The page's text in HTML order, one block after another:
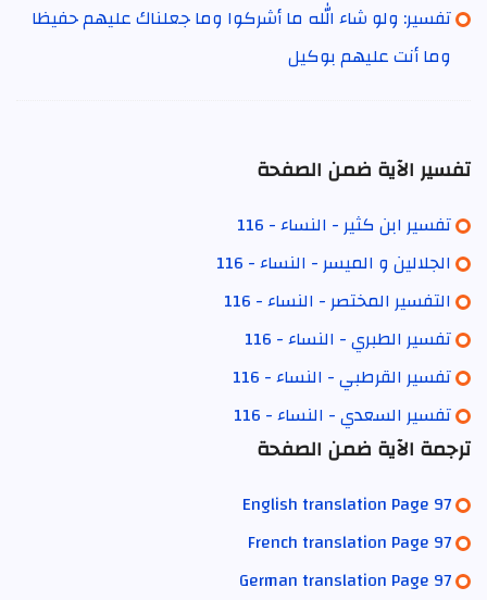
تفسير: ولو شاء الله ما أشركوا وما جعلناك عليهم حفيظا
وما أنت عليهم بوكيل
تفسير الآية ضمن الصفحة
تفسير ابن كثير - النساء - 116
الجلالين و الميسر - النساء - 116
التفسير المختصر - النساء - 116
تفسير الطبري - النساء - 116
تفسير القرطبي - النساء - 116
تفسير السعدي - النساء - 116
ترجمة الآية ضمن الصفحة
English translation Page 97
French translation Page 97
German translation Page 97